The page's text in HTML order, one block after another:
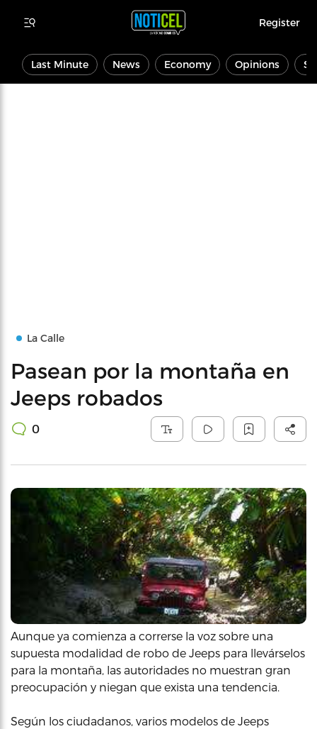
Register
Last Minute News Economy Opinions
La Calle
Pasean por la montaña en
Jeeps robados
0
Aunque ya comienza a correrse la voz sobre una
supuesta modalidad de robo de Jeeps para llevárselos
para la montaña, las autoridades no muestran gran
preocupación y niegan que exista una tendencia.
Según los ciudadanos, varios modelos de Jeeps